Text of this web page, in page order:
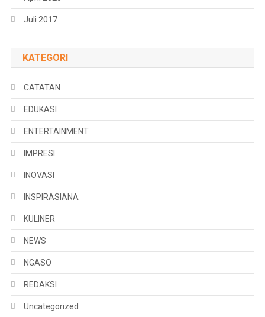
Juli 2017
KATEGORI
CATATAN
EDUKASI
ENTERTAINMENT
IMPRESI
INOVASI
INSPIRASIANA
KULINER
NEWS
NGASO
REDAKSI
Uncategorized